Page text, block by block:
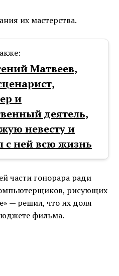
их мастерства.
Матвеев,
и
деятель,
невесту и
с ней всю жизнь
части гонорара ради
рисующих
— решил, что их доля
фильма.